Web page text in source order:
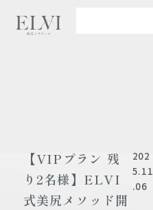
【VIPプラン 残
り2名様】ELVI
式美尻メソッド開
202
5.11
.06